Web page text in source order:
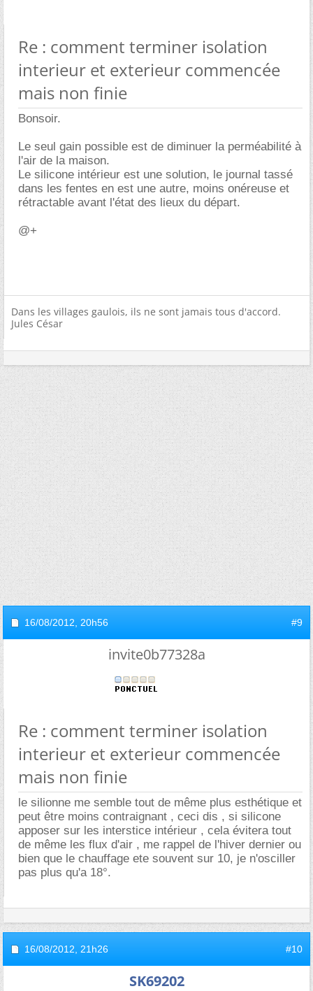
Re : comment terminer isolation
interieur et exterieur commencée
mais non finie
Bonsoir.
Le seul gain possible est de diminuer la perméabilité à
l'air de la maison.
Le silicone intérieur est une solution, le journal tassé
dans les fentes en est une autre, moins onéreuse et
rétractable avant l'état des lieux du départ.
@+
Dans les villages gaulois, ils ne sont jamais tous d'accord.
Jules César
16/08/2012, 20h56 #9
invite0b77328a
Re : comment terminer isolation
interieur et exterieur commencée
mais non finie
le silionne me semble tout de même plus esthétique et
peut être moins contraignant , ceci dis , si silicone
apposer sur les interstice intérieur , cela évitera tout
de même les flux d'air , me rappel de l'hiver dernier ou
bien que le chauffage ete souvent sur 10, je n'osciller
pas plus qu'a 18°.
16/08/2012, 21h26 #10
SK69202